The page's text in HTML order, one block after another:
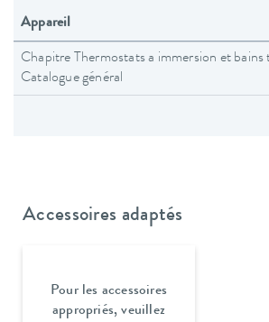
Appareil
Chapitre Thermostats a immersion et bains
Catalogue général
Accessoires adaptés
Pour les accessoires
appropriés, veuillez